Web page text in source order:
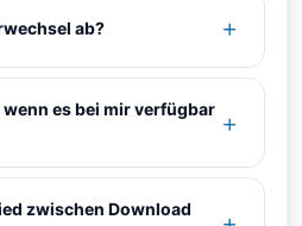
ab?
es bei mir verfügbar
zwischen Download